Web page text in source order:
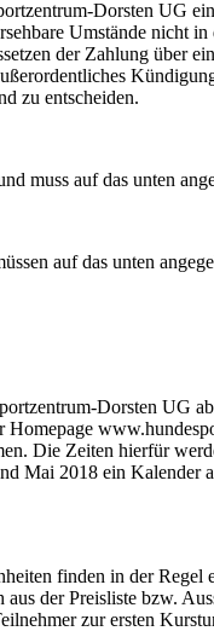
Dorsten UG
Umstände nicht
der Zahlung über
zu entscheiden.
muss auf das unten
auf das unten
Dorsten UG
Die Zeiten hierfür
2018 ein Kalender
finden in der Regel
der Preisliste bzw.
zur ersten